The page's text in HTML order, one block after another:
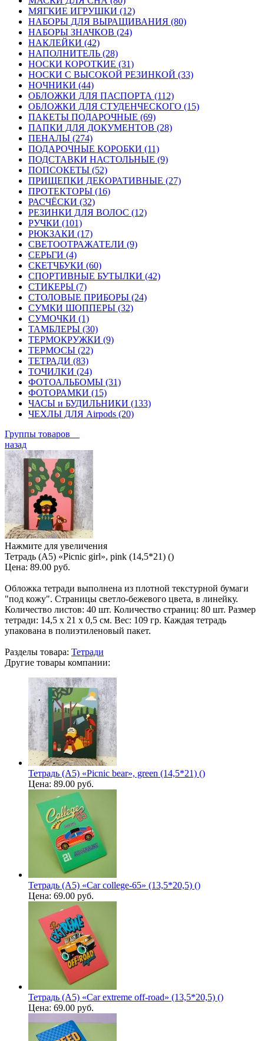
МЯГКИЕ ИГРУШКИ (12)
НАБОРЫ ДЛЯ ВЫРАЩИВАНИЯ (80)
НАБОРЫ ЗНАЧКОВ (24)
НАКЛЕЙКИ (42)
НАПОЛНИТЕЛЬ (28)
НОСКИ КОРОТКИЕ (31)
НОСКИ С ВЫСОКОЙ РЕЗИНКОЙ (33)
НОЧНИКИ (44)
ОБЛОЖКИ ДЛЯ ПАСПОРТА (112)
ОБЛОЖКИ ДЛЯ СТУДЕНЧЕСКОГО (15)
ПАКЕТЫ ПОДАРОЧНЫЕ (69)
ПАПКИ ДЛЯ ДОКУМЕНТОВ (28)
ПЕНАЛЫ (274)
ПОДАРОЧНЫЕ КОРОБКИ (11)
ПОДСТАВКИ НАСТОЛЬНЫЕ (9)
ПОПСОКЕТЫ (52)
ПРИЩЕПКИ ДЕКОРАТИВНЫЕ (27)
ПРОТЕКТОРЫ (16)
РАСЧЁСКИ (32)
РЕЗИНКИ ДЛЯ ВОЛОС (12)
РУЧКИ (101)
РЮКЗАКИ (17)
СВЕТООТРАЖАТЕЛИ (9)
СЕРЬГИ (4)
СКЕТЧБУКИ (60)
СПОРТИВНЫЕ БУТЫЛКИ (42)
СТИКЕРЫ (7)
СТОЛОВЫЕ ПРИБОРЫ (24)
СУМКИ ШОППЕРЫ (32)
СУМОЧКИ (1)
ТАМБЛЕРЫ (30)
ТЕРМОКРУЖКИ (9)
ТЕРМОСЫ (22)
ТЕТРАДИ (83)
ТОЧИЛКИ (24)
ФОТОАЛЬБОМЫ (31)
ФОТОРАМКИ (15)
ЧАСЫ и БУДИЛЬНИКИ (133)
ЧЕХЛЫ ДЛЯ Airpods (20)
Группы товаров
назад
Нажмите для увеличения
Тетрадь (A5) «Picnic girl», pink (14,5*21) ()
Цена: 89.00 руб.
Обложка тетради выполнена из плотной текстурной бумаги
"под кожу". Страницы светло-бежевого цвета, в линейку.
Количество листов: 40 шт. Количество страниц: 80 шт. Размер
тетради: 14,5 х 21 х 0,5 см. Вес: 109 гр. Каждая тетрадь
упакована в полиэтиленовый пакет.
Разделы товара: Тетради
Другие товары компании:
Тетрадь (A5) «Picnic bear», green (14,5*21) ()
Цена: 89.00 руб.
Тетрадь (A5) «Car college-65» (13,5*20,5) ()
Цена: 69.00 руб.
Тетрадь (A5) «Car extreme off-road» (13,5*20,5) ()
Цена: 69.00 руб.